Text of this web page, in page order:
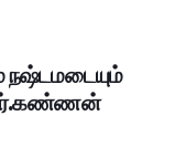
நஷ்டமடையும்
ஆர்.கண்ணன்